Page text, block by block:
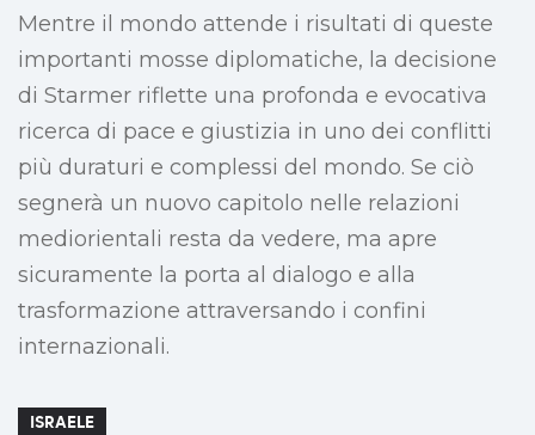
Mentre il mondo attende i risultati di queste
importanti mosse diplomatiche, la decisione
di Starmer riflette una profonda e evocativa
ricerca di pace e giustizia in uno dei conflitti
più duraturi e complessi del mondo. Se ciò
segnerà un nuovo capitolo nelle relazioni
mediorientali resta da vedere, ma apre
sicuramente la porta al dialogo e alla
trasformazione attraversando i confini
internazionali.
ISRAELE